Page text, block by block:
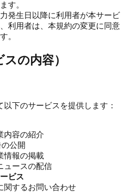
す。
発生日以降に利用者が本サービ
利用者は、本規約の変更に同意
。
の内容）
下のサービスを提供します：
内容の紹介
公開
情報の掲載
ュースの配信
ビス
関するお問い合わせ